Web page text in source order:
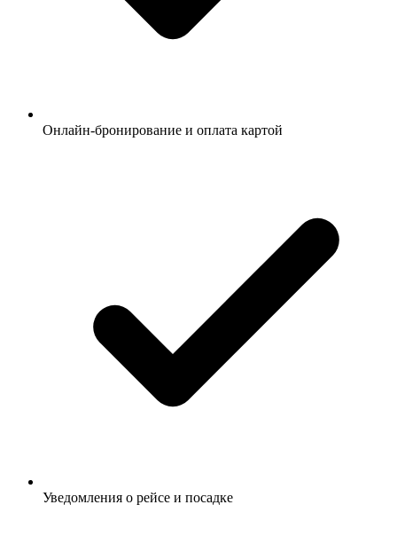
Онлайн-бронирование и оплата картой
Уведомления о рейсе и посадке